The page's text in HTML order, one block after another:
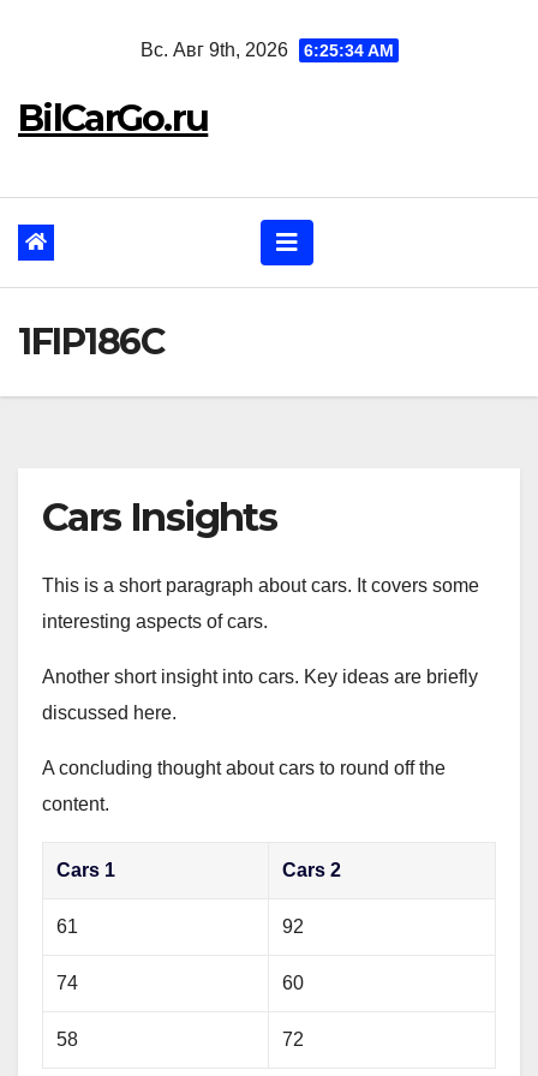
Вс. Авг 9th, 2026 6:25:35 AM
BilCarGo.ru
1FIP186C
Cars Insights
This is a short paragraph about cars. It covers some
interesting aspects of cars.
Another short insight into cars. Key ideas are briefly
discussed here.
A concluding thought about cars to round off the
content.
Cars 1 Cars 2
61 92
74 60
58 72